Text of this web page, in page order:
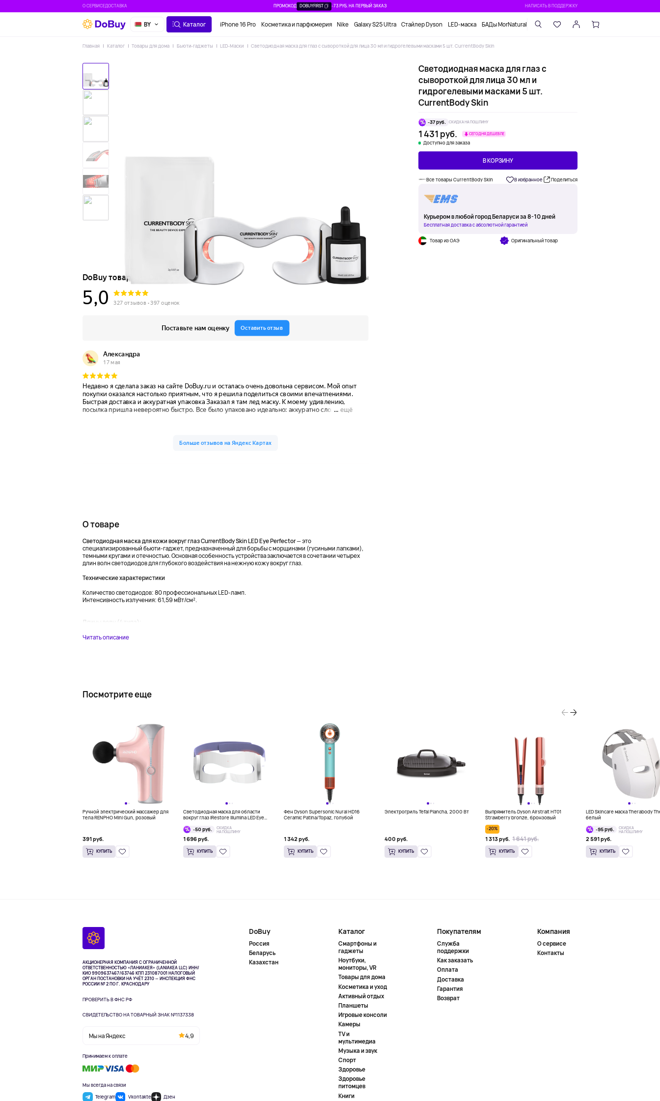
О СЕРВИСЕДОСТАВКА ПРОМОКОД DOBUYFIRST -73 РУБ. НА ПЕРВЫЙ ЗАКАЗ НАПИСАТЬ В ПОДДЕРЖКУ
BY Каталог iPhone 16 Pro Косметика и парфюмерия Nike Galaxy S25 Ultra Стайлер Dyson LED-маска БАДы MorNatural
Главная Каталог Товары для дома Бьюти-гаджеты LED-Маски Светодиодная маска для глаз с сывороткой для лица 30 мл и гидрогелевыми масками 5 шт. CurrentBody Skin
Светодиодная маска для глаз с
сывороткой для лица 30 мл и
гидрогелевыми масками 5 шт.
CurrentBody Skin
-37 руб. СКИДКА НА ПОШЛИНУ
1 431 руб. СЕГОДНЯ ДЕШЕВЛЕ
Доступно для заказа
В КОРЗИНУ
Все товары CurrentBody Skin В избранное Поделиться
Курьером в любой город Беларуси за 8-10 дней
Бесплатная доставка с абсолютной гарантией
Товар из ОАЭ Оригинальный товар
О товаре
Светодиодная маска для кожи вокруг глаз CurrentBody Skin LED Eye Perfector— это
специализированный бьюти-гаджет, предназначенный для борьбы с морщинами (гусиными лапками),
темными кругами и отечностью. Основная особенность устройства заключается в сочетании четырех
длин волн светодиодов для глубокого воздействия на нежную кожу вокруг глаз.
Технические характеристики
Количество светодиодов: 80 профессиональных LED-ламп.
Интенсивность излучения: 61,59 мВт/см².
Длины волн (4 типа):...
Читать описание
Посмотрите еще
Ручной электрический массажер для
тела RENPHO Mini Gun, розовый
391 руб.
КУПИТЬ
Светодиодная маска для области
вокруг глаз iRestore Illumina LED Eye
-50 руб.
СКИДКА
НА ПОШЛИНУ
1 696 руб.
КУПИТЬ
Фен Dyson Supersonic Nural HD16
Ceramic Patina/Topaz, голубой
1 342 руб.
КУПИТЬ
Электрогриль Tefal Plancha, 2000 Вт
400 руб.
КУПИТЬ
Выпрямитель Dyson Airstrait HT01
Strawberry bronze, бронзовый
-20%
1 313 руб. 1 641 руб.
КУПИТЬ
LED Skincare маска Therabody
белый
-95 руб.
СКИДКА
НА ПОШЛИНУ
2 591 руб.
КУПИТЬ
АКЦИОНЕРНАЯ КОМПАНИЯ С ОГРАНИЧЕННОЙ
ОТВЕТСТВЕННОСТЬЮ «ЛАНИАКЕЯ» (LANIAKEA LLC) ИНН/
КИО 9909637467/63746 КПП 231087001НАЛОГОВЫЙ
ОРГАН ПОСТАНОВКИ НА УЧЁТ 2310 — ИНСПЕКЦИЯ ФНС
РОССИИ № 2 ПО Г. КРАСНОДАРУ
ПРОВЕРИТЬ В ФНС РФ
СВИДЕТЕЛЬСТВО НА ТОВАРНЫЙ ЗНАК №1137338
Мы на Яндекс 4,9
Принимаем к оплате
Мы всегда на связи
Telegram
Vkontakte Дзен
DoBuy
Россия
Беларусь
Казахстан
Каталог
Смартфоны и
гаджеты
Ноутбуки,
мониторы, VR
Товары для дома
Косметика и уход
Активный отдых
Планшеты
Игровые консоли
Камеры
TV и
мультимедиа
Музыка и звук
Спорт
Здоровье
Здоровье
питомцев
Книги
Покупателям
Служба
поддержки
Как заказать
Оплата
Доставка
Гарантия
Возврат
Компания
О сервисе
Контакты